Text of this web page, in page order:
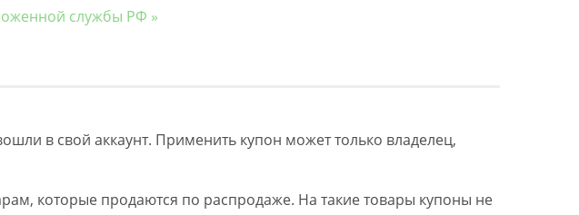
службы РФ »
в свой аккаунт. Применить купон может только владелец,
которые продаются по распродаже. На такие товары купоны не